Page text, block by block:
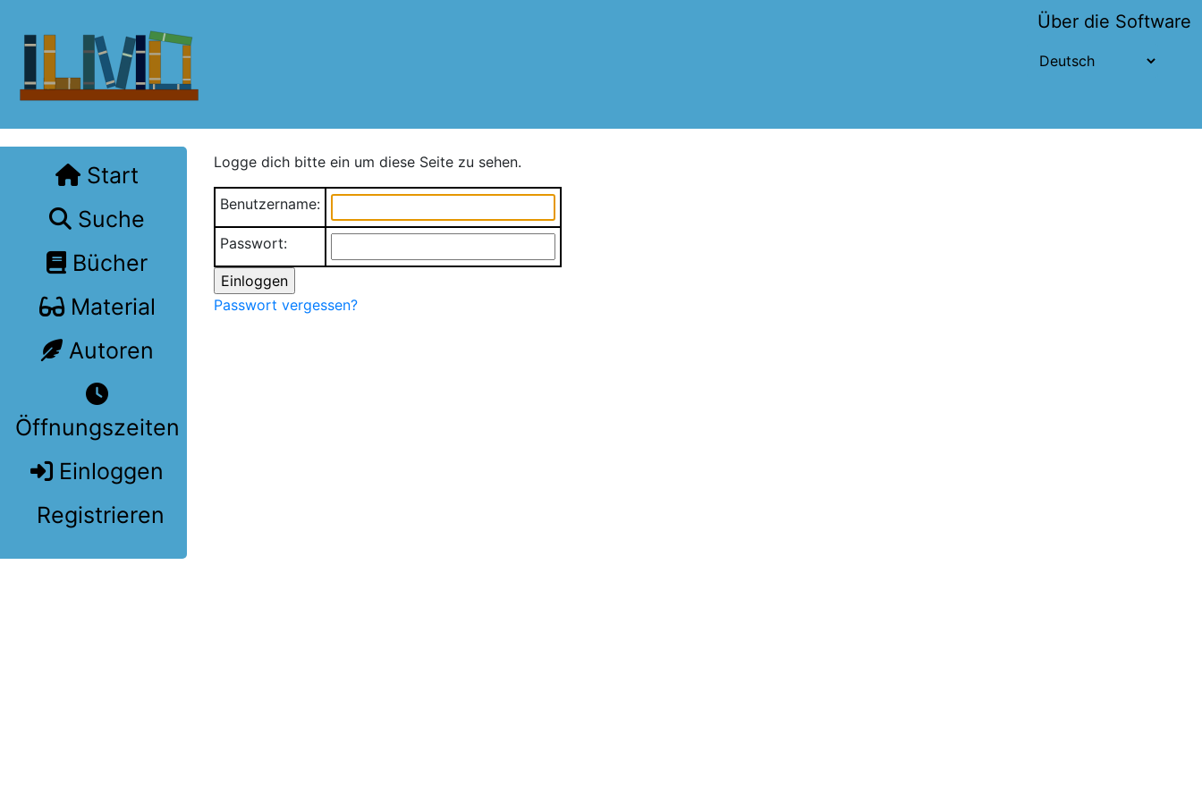
Über die Software
Start
Suche
Bücher
Material
Autoren
Öffnungszeiten
Einloggen
Registrieren
Logge dich bitte ein um diese Seite zu sehen.
Benutzername:
Passwort:
Passwort vergessen?